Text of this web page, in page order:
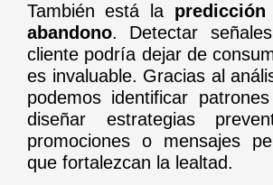
También está la
abandono. Detectar
cliente podría dejar de
es invaluable. Gracias al
podemos identificar
diseñar estrategias
promociones o mensajes
que fortalezcan la lealtad.